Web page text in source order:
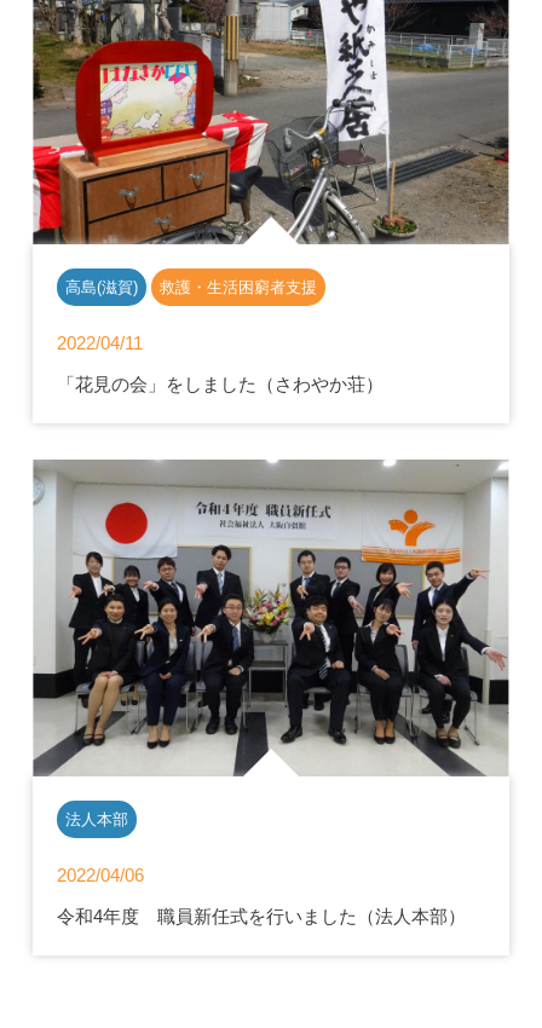
高島(滋賀) 救護・生活困窮者支援
2022/04/11
「花見の会」をしました（さわやか荘）
法人本部
2022/04/06
令和4年度 職員新任式を行いました（法人本部）